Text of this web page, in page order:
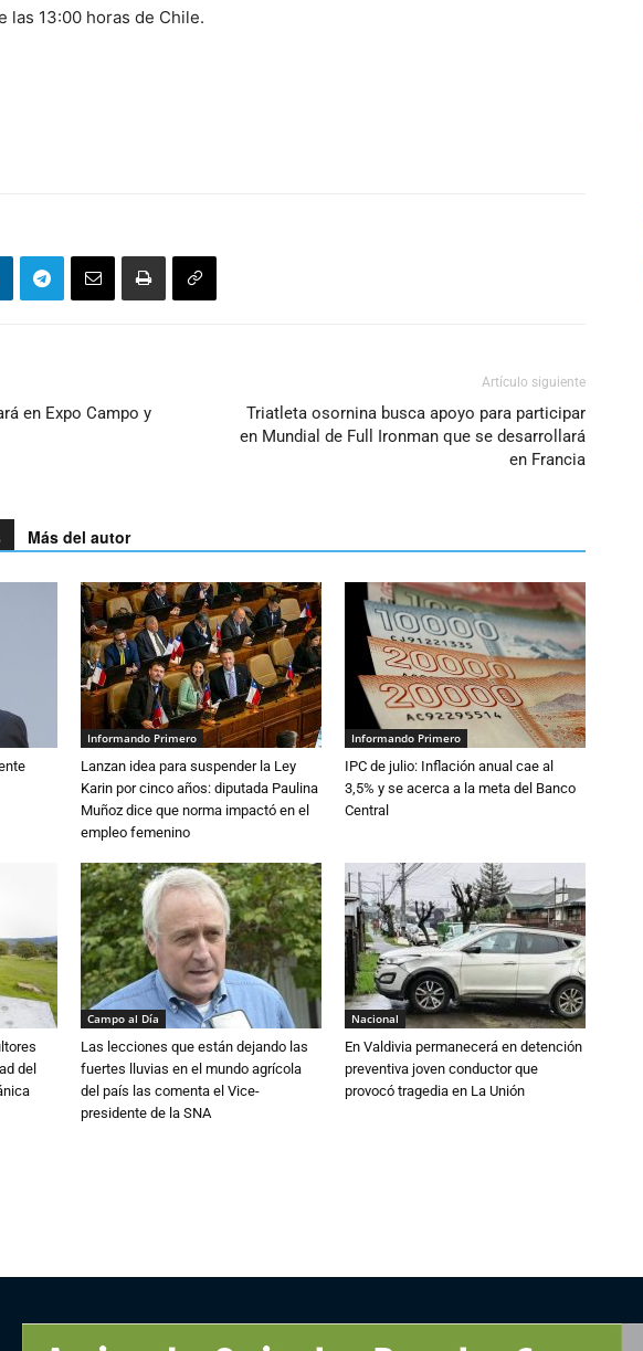
las 13:00 horas de Chile.
en Expo Campo y
Artículo siguiente
Triatleta osornina busca apoyo para participar
en Mundial de Full Ironman que se desarrollará
en Francia
Más del autor
Informando Primero
Lanzan idea para suspender la Ley
Karin por cinco años: diputada Paulina
Muñoz dice que norma impactó en el
empleo femenino
Informando Primero
IPC de julio: Inflación anual cae al
3,5% y se acerca a la meta del Banco
Central
del
Campo al Día
Las lecciones que están dejando las
fuertes lluvias en el mundo agrícola
del país las comenta el Vice-
presidente de la SNA
Nacional
En Valdivia permanecerá en detención
preventiva joven conductor que
provocó tragedia en La Unión